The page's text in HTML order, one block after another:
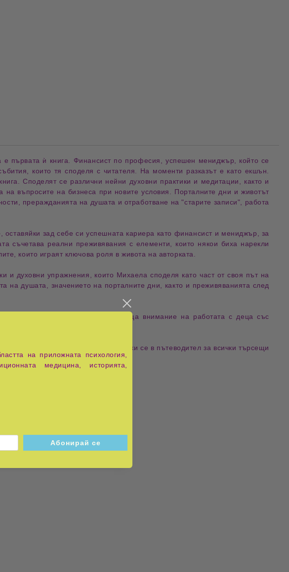
е първата ѝ книга Финансист по професия, успешен мениджър , който се
, които тя споделя с читателя. На моменти разказът е като екшън
Споделят се различни нейни духовни практики и медитации
, както и
на въпросите на бизнеса при новите условия Порталните дни иживотът
преражданията на душата и отработване на "старите записи", работа
, оставяйки зад себе сиуспешната кариера като финансист и мениджър , за
съчетава реални преживявания с елементи, които някои биха нарекли
, които играят ключова роля в живота на авторката.
и духовни упражнения , които Михаела споделя като част от своя път на
на душата , значението на порталните дни , както и преживяванията след
, и обръща внимание на работата с деца със
, превръщайки се в пътеводител за всички търсещи
на приложната психология,
медицина, историята,